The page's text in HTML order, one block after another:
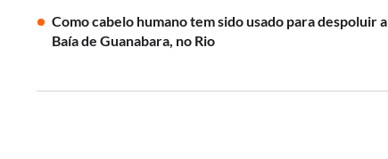
Como cabelo humano tem sido usado para despoluir a
Baía de Guanabara, no Rio